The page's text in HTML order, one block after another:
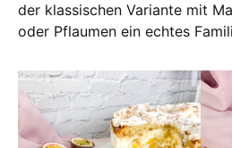
der klassischen Variante mit
oder Pflaumen ein echtes